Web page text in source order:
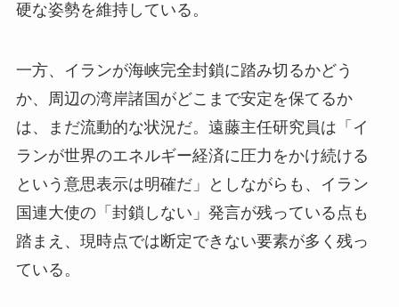
硬な姿勢を維持している。
一方、イランが海峡完全封鎖に踏み切るかどう
か、周辺の湾岸諸国がどこまで安定を保てるか
は、まだ流動的な状況だ。遠藤主任研究員は「イ
ランが世界のエネルギー経済に圧力をかけ続ける
という意思表示は明確だ」としながらも、イラン
国連大使の「封鎖しない」発言が残っている点も
踏まえ、現時点では断定できない要素が多く残っ
ている。